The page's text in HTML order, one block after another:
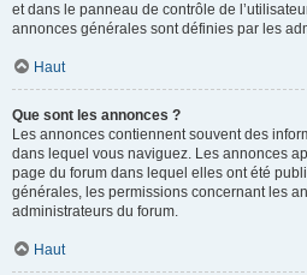
et dans le panneau de contrôle de
annonces générales sont définies par les
Haut
Que sont les annonces ?
Les annonces contiennent souvent des
dans lequel vous naviguez. Les annonces
page du forum dans lequel elles ont été
générales, les permissions concernant les
administrateurs du forum.
Haut